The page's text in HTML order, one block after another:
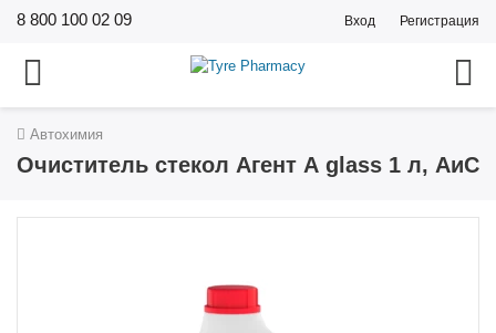
8 800 100 02 09 Вход Регистрация
Автохимия
Очиститель стекол Агент А glass 1 л, АиС